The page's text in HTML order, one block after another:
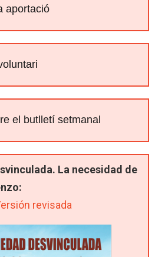
aportació
el butlletí setmanal
La necesidad de
revisada